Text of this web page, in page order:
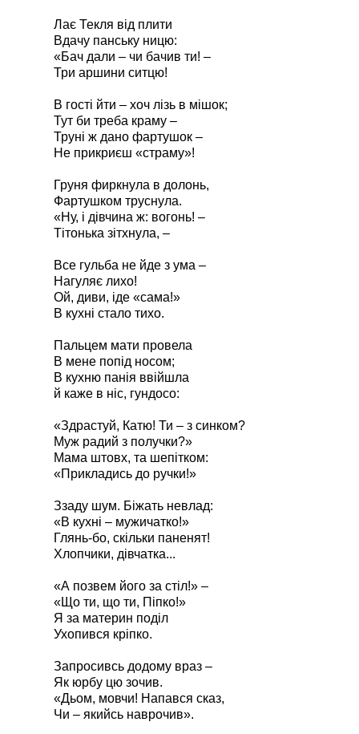
Лає Текля від плити
Вдачу панську ницю:
«Бач дали – чи бачив ти! –
Три аршини ситцю!
В гості йти – хоч лізь в мішок;
Тут би треба краму –
Труні ж дано фартушок –
Не прикриєш «страму»!
Груня фиркнула в долонь,
Фартушком труснула.
«Ну, і дівчина ж: вогонь! –
Тітонька зітхнула, –
Все гульба не йде з ума –
Нагуляє лихо!
Ой, диви, іде «сама!»
В кухні стало тихо.
Пальцем мати провела
В мене попід носом;
В кухню панія ввійшла
й каже в ніс, гундосо:
«Здрастуй, Катю! Ти – з синком?
Муж радий з получки?»
Мама штовх, та шепітком:
«Прикладись до ручки!»
Ззаду шум. Біжать невлад:
«В кухні – мужичатко!»
Глянь-бо, скільки паненят!
Хлопчики, дівчатка...
«А позвем його за стіл!» –
«Що ти, що ти, Піпко!»
Я за материн поділ
Ухопився кріпко.
Запросивсь додому враз –
Як юрбу цю зочив.
«Дьом, мовчи! Напався сказ,
Чи – якийсь наврочив».